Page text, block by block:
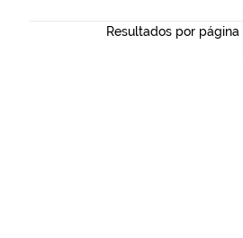
Resultados por página